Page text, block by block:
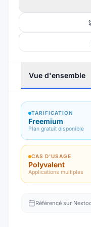
Vue d'ensemble
TARIFICATION
Freemium
Plan gratuit disponible
CAS D'USAGE
Polyvalent
Applications multiples
Référencé sur